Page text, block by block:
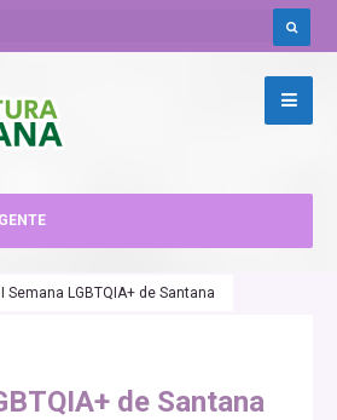
I Semana LGBTQIA+ de Santana
de Santana